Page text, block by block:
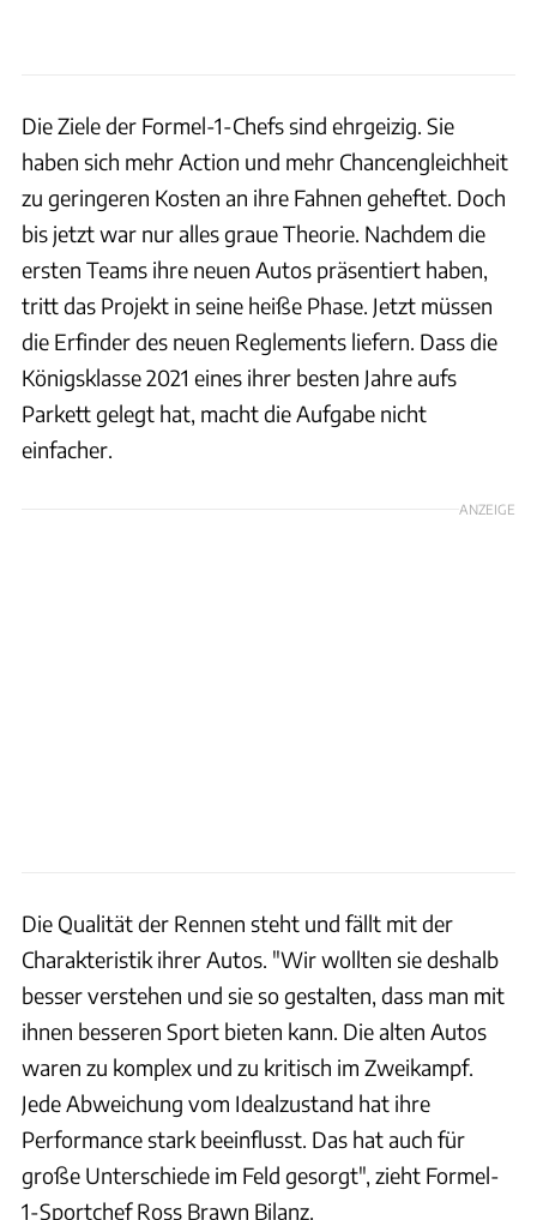
Die Ziele der Formel-1-Chefs sind ehrgeizig. Sie
haben sich mehr Action und mehr Chancengleichheit
zu geringeren Kosten an ihre Fahnen geheftet. Doch
bis jetzt war nur alles graue Theorie. Nachdem die
ersten Teams ihre neuen Autos präsentiert haben,
tritt das Projekt in seine heiße Phase. Jetzt müssen
die Erfinder des neuen Reglements liefern. Dass die
Königsklasse 2021 eines ihrer besten Jahre aufs
Parkett gelegt hat, macht die Aufgabe nicht
einfacher.
ANZEIGE
Die Qualität der Rennen steht und fällt mit der
Charakteristik ihrer Autos. "Wir wollten sie deshalb
besser verstehen und sie so gestalten, dass man mit
ihnen besseren Sport bieten kann. Die alten Autos
waren zu komplex und zu kritisch im Zweikampf.
Jede Abweichung vom Idealzustand hat ihre
Performance stark beeinflusst. Das hat auch für
große Unterschiede im Feld gesorgt", zieht Formel-
1-Sportchef Ross Brawn Bilanz.